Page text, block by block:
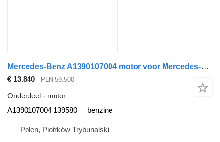
Mercedes-Benz A1390107004 motor voor Mercedes-Benz W206 auto
€ 13.840 PLN 59.500
Onderdeel - motor
A1390107004 139580
benzine
Polen, Piotrków Trybunalski